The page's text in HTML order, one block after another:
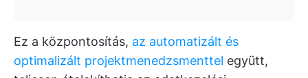
Ez a központosítás, az automatizált és
optimalizált projektmenedzsmenttel együtt,